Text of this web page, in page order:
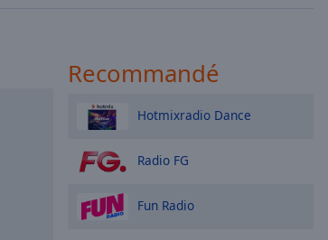
Recommandé
Hotmixradio Dance
Radio FG
Fun Radio